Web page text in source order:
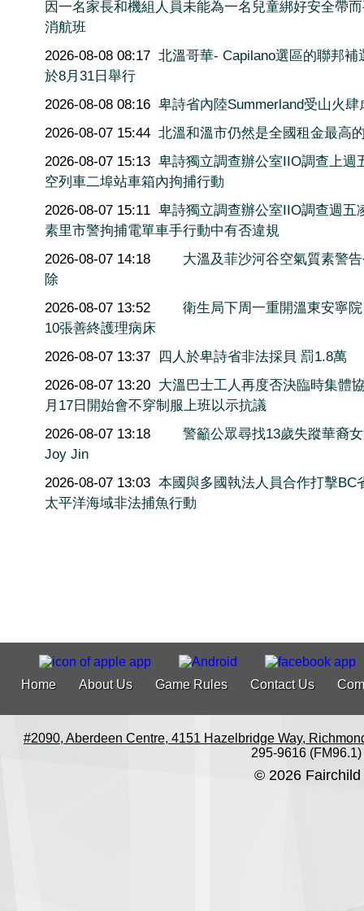
因一名家長和機組人員未能為一名兒童綁好安全帶
消航班
2026-08-08 08:17 北溫哥華- Capilano選區的聯邦補
於8月31日舉行
2026-08-08 08:16 卑詩省內陸Summerland受山火肆
2026-08-07 15:44 北溫和溫市仍然是全國租金最高
2026-08-07 15:13 卑詩獨立調查辦公室IIO調查上週
空列車二埠站車箱內拘捕行動
2026-08-07 15:11 卑詩獨立調查辦公室IIO調查週五
素里市警拘捕電單車手行動中有否違規
2026-08-07 14:18
大溫及菲沙河谷空氣質素警
除
2026-08-07 13:52
衛生局下周一重開溫東安寧
10張善終護理病床
2026-08-07 13:37 四人於卑詩省非法採貝 罰1.8萬
2026-08-07 13:20 大溫巴士工人再度否決臨時集體
月17日開始會不穿制服上班以示抗議
2026-08-07 13:18
警籲公眾尋找13歲失蹤華裔
Joy Jin
2026-08-07 13:03 本國與多國執法人員合作打擊BC
太平洋海域非法捕魚行動
Home About Us Game Rules Contact Us
#2090, Aberdeen Centre, 4151 Hazelbridge Way,
295-9616 (FM96.1)
© 2026 Fairchild